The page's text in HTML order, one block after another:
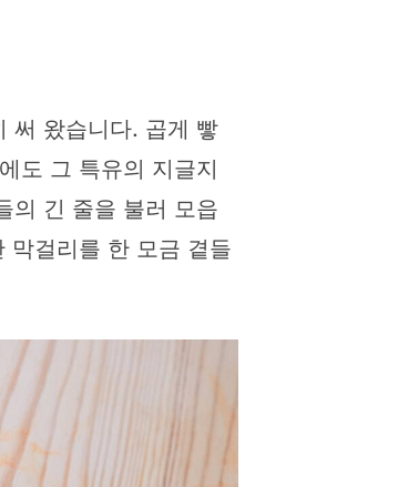
써 왔습니다. 곱게 빻
도 그 특유의 지글지
의 긴 줄을 불러 모읍
막걸리를 한 모금 곁들